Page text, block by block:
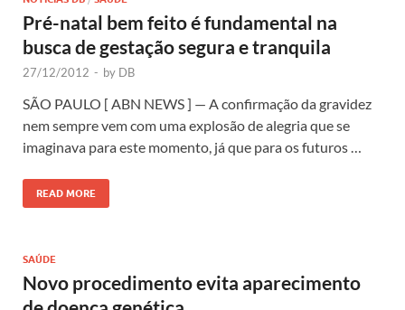
Pré-natal bem feito é fundamental na
busca de gestação segura e tranquila
27/12/2012 - by DB
SÃO PAULO [ ABN NEWS ] — A confirmação da gravidez
nem sempre vem com uma explosão de alegria que se
imaginava para este momento, já que para os futuros …
READ MORE
SAÚDE
Novo procedimento evita aparecimento